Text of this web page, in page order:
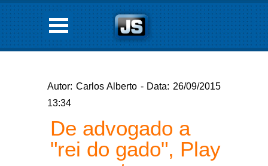
Autor: Carlos Alberto - Data: 26/09/2015
13:34
De advogado a
"rei do gado", Play